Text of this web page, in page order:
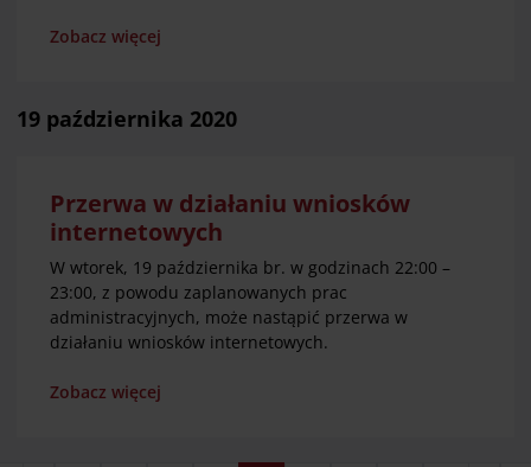
Zobacz więcej
19 października 2020
Przerwa w działaniu wniosków
internetowych
W wtorek, 19 października br. w godzinach 22:00 –
23:00, z powodu zaplanowanych prac
administracyjnych, może nastąpić przerwa w
działaniu wniosków internetowych.
Zobacz więcej